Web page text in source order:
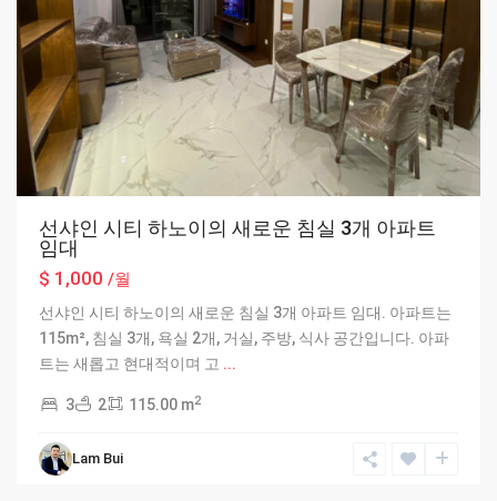
선샤인 시티 하노이의 새로운 침실 3개 아파트
임대
$ 1,000 /월
선샤인 시티 하노이의 새로운 침실 3개 아파트 임대. 아파트는
115m², 침실 3개, 욕실 2개, 거실, 주방, 식사 공간입니다. 아파
트는 새롭고 현대적이며 고 ...
3 2 115.00 m2
Lam Bui